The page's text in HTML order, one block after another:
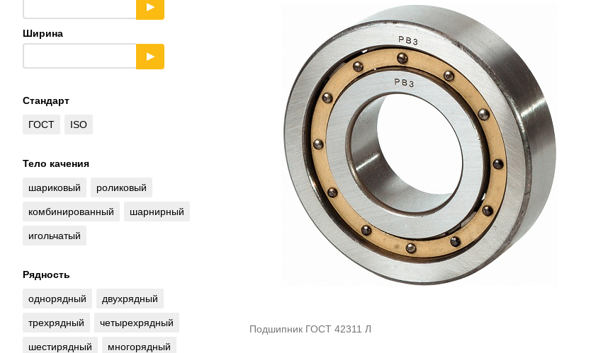
Подшипник ГОСТ 42311 Л
▶
Ширина
▶
Стандарт
ГОСТ ISO
Тело качения
шариковый роликовый
комбинированный шарнирный
игольчатый
Рядность
однорядный двухрядный
трехрядный четырехрядный
шестирядный многорядный